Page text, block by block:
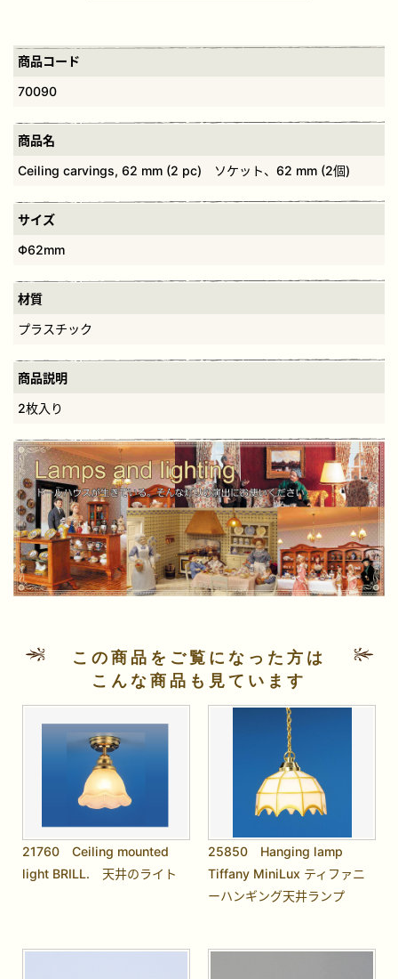
商品コード
70090
商品名
Ceiling carvings, 62 mm (2 pc) ソケット、62 mm (2個)
サイズ
Φ62mm
材質
プラスチック
商品説明
2枚入り
この商品をご覧になった方は
こんな商品も見ています
21760 Ceiling mounted
light BRILL. 天井のライト
25850 Hanging lamp
Tiffany MiniLux ティファニ
ーハンギング天井ランプ